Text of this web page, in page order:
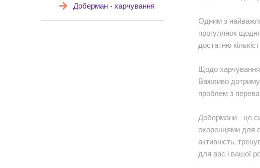
Доберман - харчування
Одним з
прогулянок
достатню
Щодо
Важливо
проблем з
Добермани - це
охоронцями для
активність,
для вас і вашої